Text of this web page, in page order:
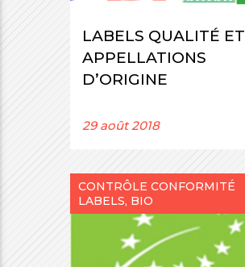
LABELS QUALITÉ ET
APPELLATIONS
D’ORIGINE
29 août 2018
CONTRÔLE CONFORMITÉ
LABELS, BIO